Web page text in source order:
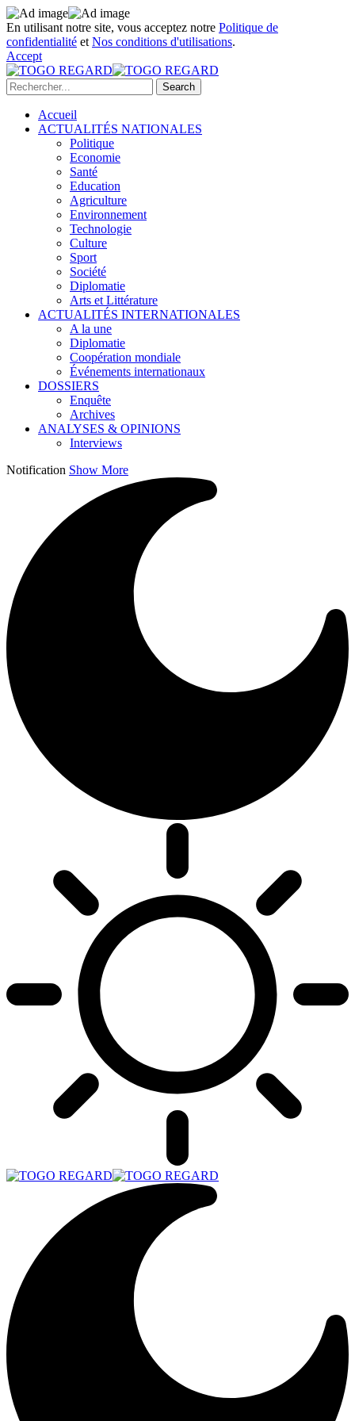
En utilisant notre site, vous acceptez notre Politique de
confidentialité et Nos conditions d'utilisations.
Accept
Accueil
ACTUALITÉS NATIONALES
Politique
Economie
Santé
Education
Agriculture
Environnement
Technologie
Culture
Sport
Société
Diplomatie
Arts et Littérature
ACTUALITÉS INTERNATIONALES
A la une
Diplomatie
Coopération mondiale
Événements internationaux
DOSSIERS
Enquête
Archives
ANALYSES & OPINIONS
Interviews
Notification Show More